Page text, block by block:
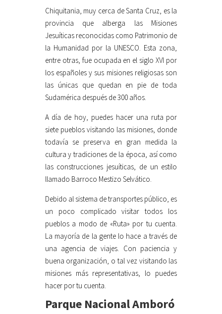
Chiquitania, muy cerca de Santa Cruz, es la
provincia que alberga las Misiones
Jesuíticas reconocidas como Patrimonio de
la Humanidad por la UNESCO. Esta zona,
entre otras, fue ocupada en el siglo XVI por
los españoles y sus misiones religiosas son
las únicas que quedan en pie de toda
Sudamérica después de 300 años.
A día de hoy, puedes hacer una ruta por
siete pueblos visitando las misiones, donde
todavía se preserva en gran medida la
cultura y tradiciones de la época, así como
las construcciones jesuíticas, de un estilo
llamado Barroco Mestizo Selvático.
Debido al sistema de transportes público, es
un poco complicado visitar todos los
pueblos a modo de «Ruta» por tu cuenta.
La mayoría de la gente lo hace a través de
una agencia de viajes. Con paciencia y
buena organización, o tal vez visitando las
misiones más representativas, lo puedes
hacer por tu cuenta.
Parque Nacional Amboró